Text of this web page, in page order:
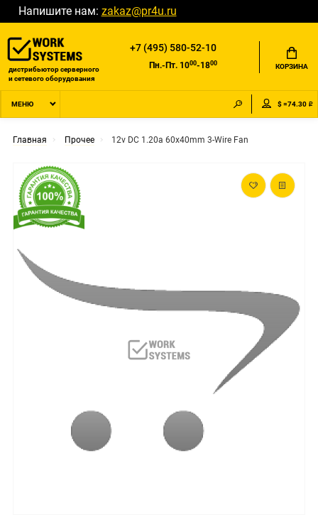
Напишите нам: zakaz@pr4u.ru
дистрибьютор серверного
и сетевого оборудования
+7 (495) 580-52-10
Пн.-Пт. 1000-1800 КОРЗИНА
МЕНЮ $ =74.30 ₽
Главная Прочее 12v DC 1.20a 60x40mm 3-Wire Fan